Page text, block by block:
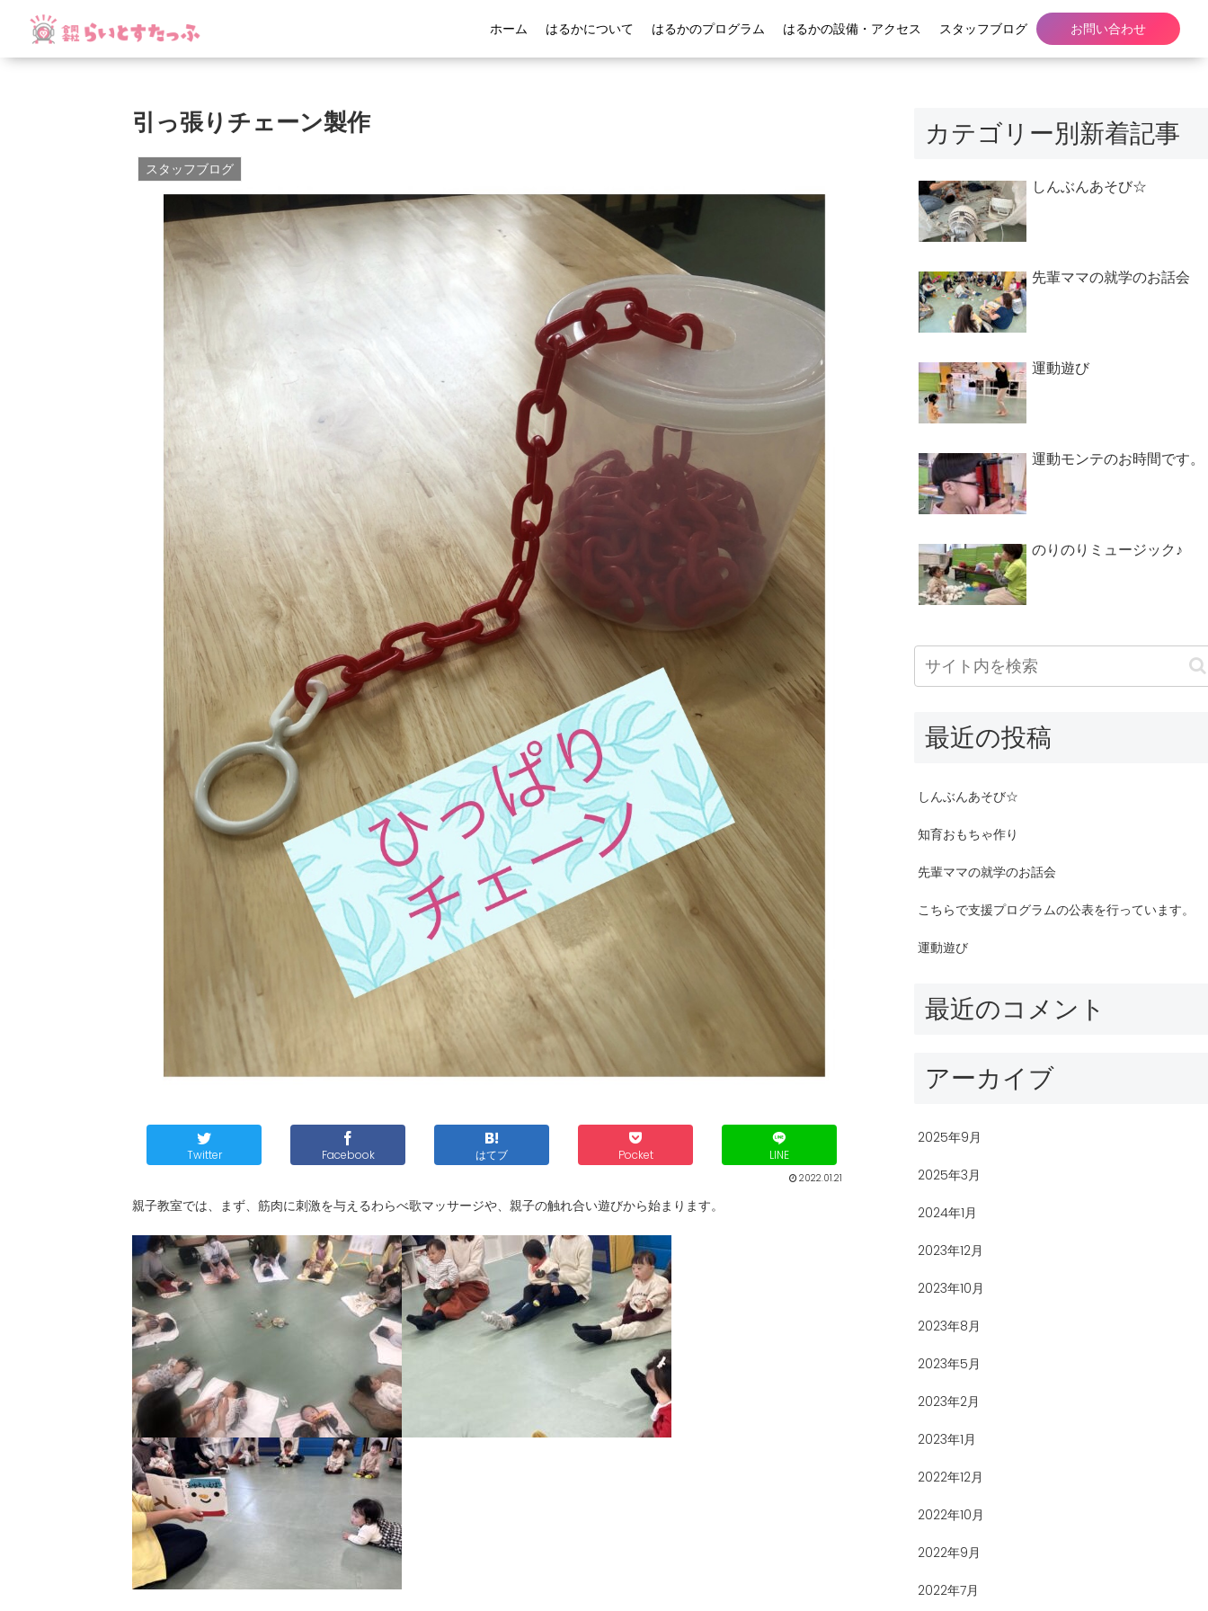
ホーム はるかについて はるかのプログラム はるかの設備・アクセス スタッフブログ お問い合わせ
引っ張りチェーン製作
スタッフブログ
Twitter Facebook はてブ Pocket LINE
2022.01.21
親子教室では、まず、筋肉に刺激を与えるわらべ歌マッサージや、親子の触れ合い遊びから始まります。
カテゴリー別新着記事
しんぶんあそび☆
先輩ママの就学のお話会
運動遊び
運動モンテのお時間です。
のりのりミュージック♪
最近の投稿
しんぶんあそび☆
知育おもちゃ作り
先輩ママの就学のお話会
こちらで支援プログラムの公表を行っています。
運動遊び
最近のコメント
アーカイブ
2025年9月
2025年3月
2024年1月
2023年12月
2023年10月
2023年8月
2023年5月
2023年2月
2023年1月
2022年12月
2022年10月
2022年9月
2022年7月